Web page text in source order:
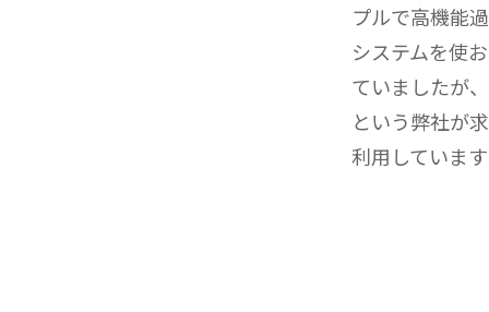
プルで高機能
システムを使
ていましたが
という弊社が
利用していま